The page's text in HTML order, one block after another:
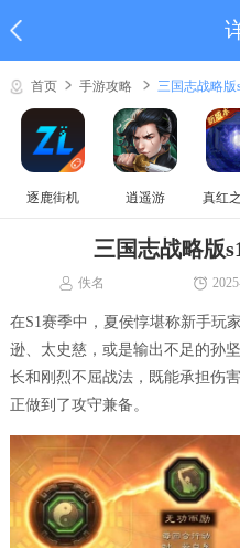
首页 手游攻略 三国志战略版
逐鹿街机 逍遥游
真红
三国志战略版
佚名
在S1赛季中，夏侯惇堪称新手玩
逊、太史慈，或是输出不足的孙
长和刚烈不屈战法，既能承担伤
正做到了攻守兼备。